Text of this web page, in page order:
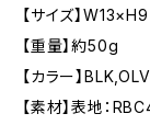
【サイズ】
【重量】約50g
【カラー】BLK,OLV
【素材】表地：